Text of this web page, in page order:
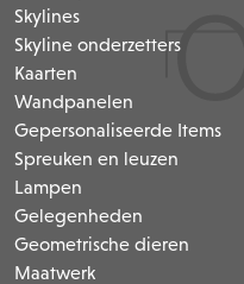
Skylines
Skyline onderzetters
Kaarten
Wandpanelen
Gepersonaliseerde Items
Spreuken en leuzen
Lampen
Gelegenheden
Geometrische dieren
Maatwerk